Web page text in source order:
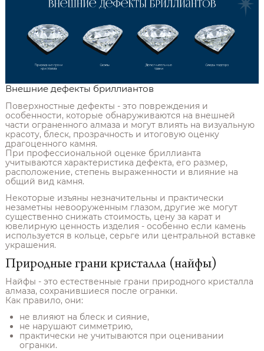
Внешние дефекты бриллиантов
Поверхностные дефекты - это повреждения и
особенности, которые обнаруживаются на внешней
части ограненного алмаза и могут влиять на визуальную
красоту, блеск, прозрачность и итоговую оценку
драгоценного камня.
При профессиональной оценке бриллианта
учитываются характеристика дефекта, его размер,
расположение, степень выраженности и влияние на
общий вид камня.
Некоторые изъяны незначительны и практически
незаметны невооруженным глазом, другие же могут
существенно снижать стоимость, цену за карат и
ювелирную ценность изделия - особенно если камень
используется в кольце, серьге или центральной вставке
украшения.
Природные грани кристалла (найфы)
Найфы - это естественные грани природного кристалла
алмаза, сохранившиеся после огранки.
Как правило, они:
не влияют на блеск и сияние,
не нарушают симметрию,
практически не учитываются при оценивании
огранки.